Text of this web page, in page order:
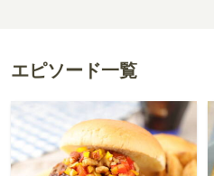
エピソード一覧